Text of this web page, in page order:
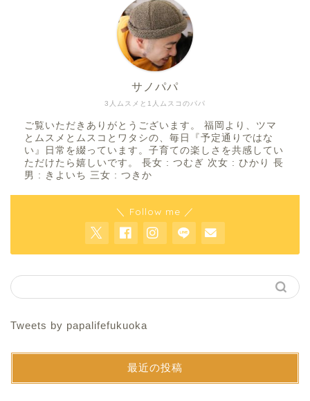
3人ムスメと1人ムスコのパパ
サノパパ
ご覧いただきありがとうございます。 福岡より、ツマ
とムスメとムスコとワタシの、毎日『予定通りではな
い』日常を綴っています。子育ての楽しさを共感してい
ただけたら嬉しいです。 長女 : つむぎ 次女 : ひかり 長
男 : きよいち 三女 : つきか
＼ Follow me ／
Tweets by papalifefukuoka
最近の投稿